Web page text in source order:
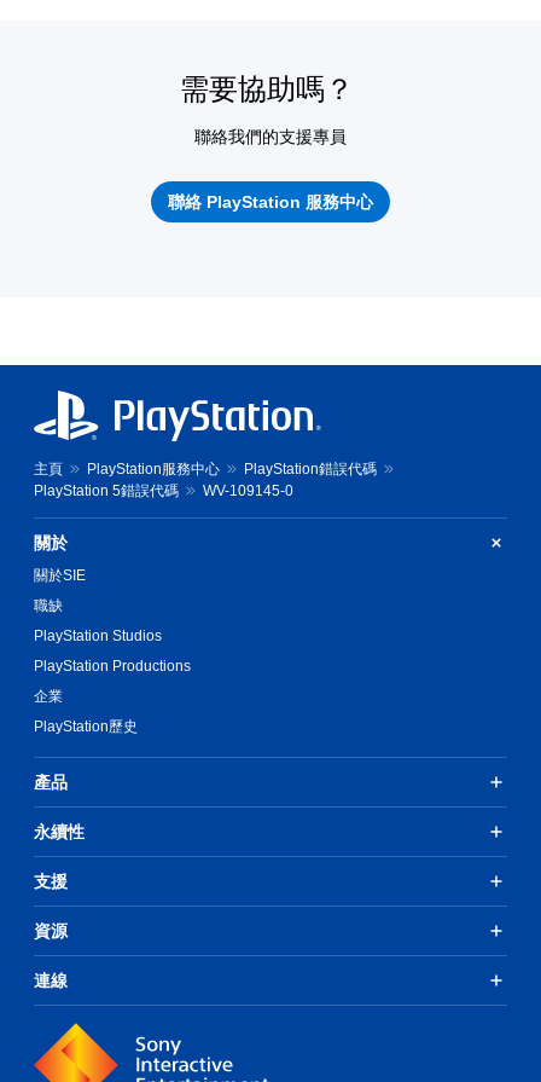
需要協助嗎？
聯絡我們的支援專員
聯絡 PlayStation 服務中心
主頁 PlayStation服務中心
PlayStation錯誤代碼
PlayStation 5錯誤代碼
WV-109145-0
關於
關於SIE
職缺
PlayStation Studios
PlayStation Productions
企業
PlayStation歷史
產品
永續性
支援
資源
連線